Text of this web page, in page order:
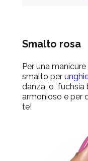
Smalto rosa
Per una manicure
smalto per
danza, o fuchsia
armonioso e per
te!